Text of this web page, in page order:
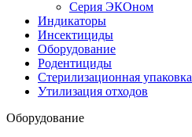
Серия ЭКОном
Индикаторы
Инсектициды
Оборудование
Родентициды
Стерилизационная упаковка
Утилизация отходов
Оборудование